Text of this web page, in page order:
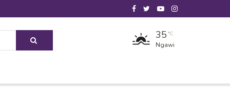
35 °C
Ngawi